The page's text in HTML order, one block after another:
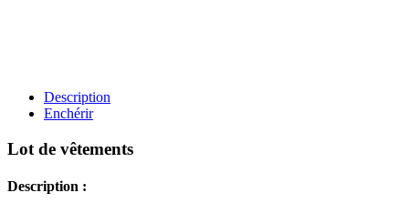
Description
Enchérir
Lot de vêtements
Description :